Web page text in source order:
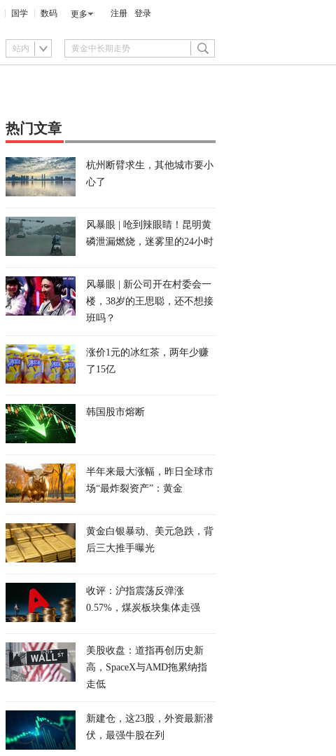
国学 数码 更多 注册 登录
站内
热门文章
杭州断臂求生，其他城市要小
心了
风暴眼 | 呛到辣眼睛！昆明黄
磷泄漏燃烧，迷雾里的24小时
风暴眼 | 新公司开在村委会一
楼，38岁的王思聪，还不想接
班吗？
涨价1元的冰红茶，两年少赚
了15亿
韩国股市熔断
半年来最大涨幅，昨日全球市
场“最炸裂资产”：黄金
黄金白银暴动、美元急跌，背
后三大推手曝光
收评：沪指震荡反弹涨
0.57%，煤炭板块集体走强
美股收盘：道指再创历史新
高，SpaceX与AMD拖累纳指
走低
新建仓，这23股，外资最新潜
伏，最强牛股在列